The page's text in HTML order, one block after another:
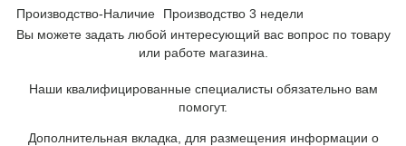
Производство-Наличие
Производство 3 недели
Вы можете задать любой интересующий вас вопрос по товару
или работе магазина.
Наши квалифицированные специалисты обязательно вам
помогут.
Дополнительная вкладка, для размещения информации о